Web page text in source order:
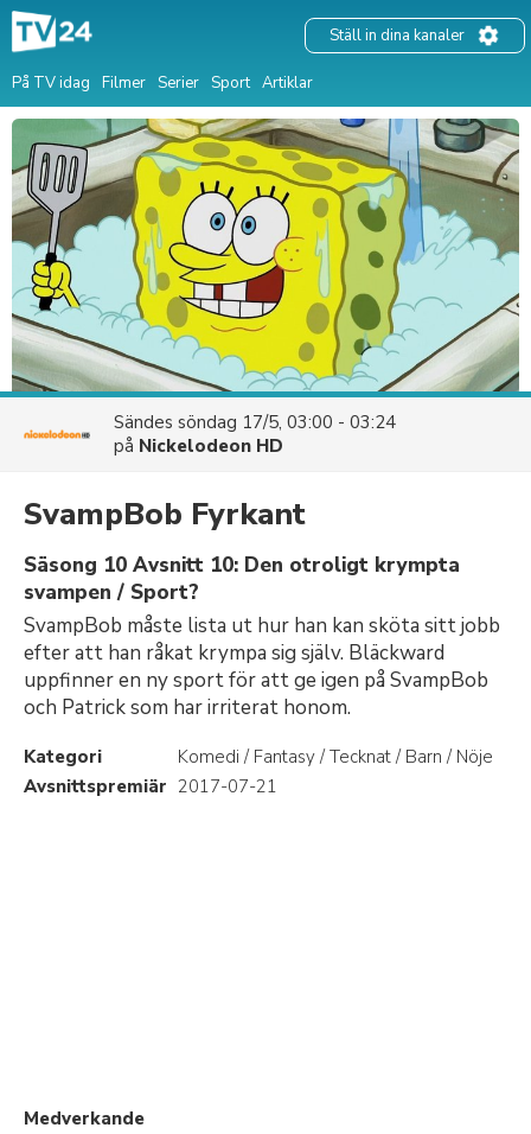
På TV idag Filmer Serier Sport Artiklar
Ställ in dina kanaler
Sändes söndag 17/5, 03:00 - 03:24
på Nickelodeon HD
SvampBob Fyrkant
Säsong 10 Avsnitt 10: Den otroligt krympta
svampen / Sport?
SvampBob måste lista ut hur han kan sköta sitt jobb
efter att han råkat krympa sig själv. Bläckward
uppfinner en ny sport för att ge igen på SvampBob
och Patrick som har irriterat honom.
Kategori
Komedi / Fantasy / Tecknat / Barn / Nöje
Avsnittspremiär 2017-07-21
Medverkande